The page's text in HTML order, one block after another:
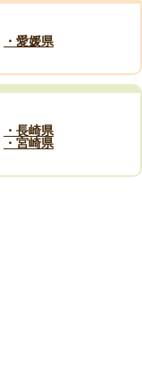
・愛媛県
・長崎県
・宮崎県